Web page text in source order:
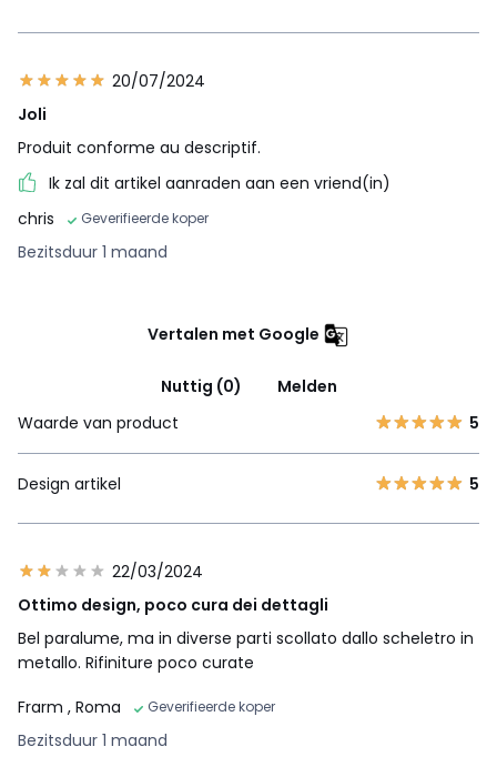
20/07/2024
Joli
Produit conforme au descriptif.
Ik zal dit artikel aanraden aan een vriend(in)
chris
Geverifieerde koper
Bezitsduur 1 maand
Vertalen met Google
Nuttig (0)
Melden
Waarde van product
5
Design artikel 5
22/03/2024
Ottimo design, poco cura dei dettagli
Bel paralume, ma in diverse parti scollato dallo scheletro in
metallo. Rifiniture poco curate
Frarm , Roma Geverifieerde koper
Bezitsduur 1 maand